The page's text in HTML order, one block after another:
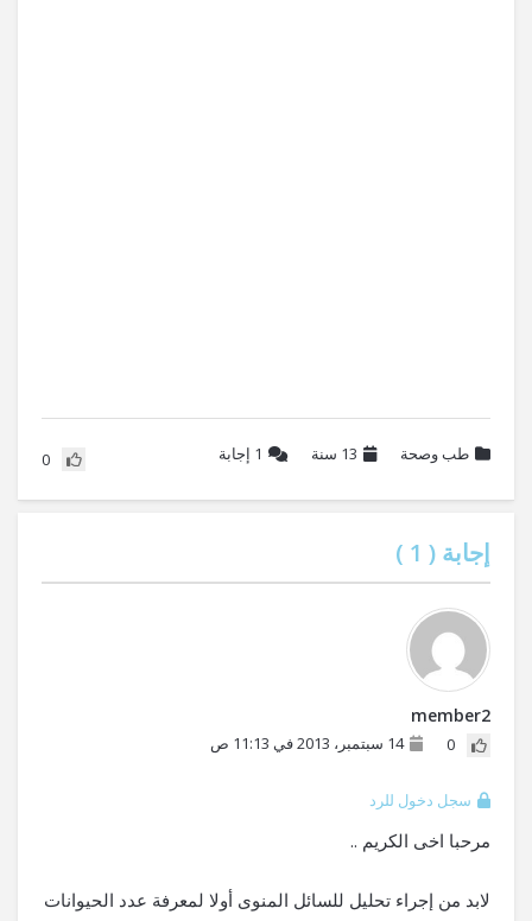
طب وصحة 13 سنة 1 إجابة 0
إجابة ( 1
)
member2
0 14 سبتمبر، 2013 في 11:13 ص
سجل دخول للرد
مرحبا اخى الكريم ..
لابد من إجراء تحليل للسائل المنوى أولا لمعرفة عدد الحيوانات